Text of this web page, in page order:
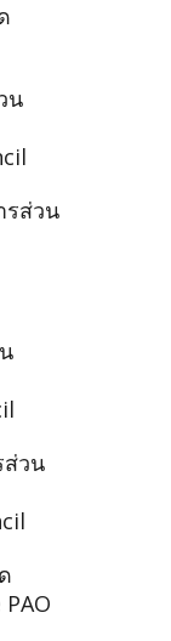
น
รส่วน
ส่วน